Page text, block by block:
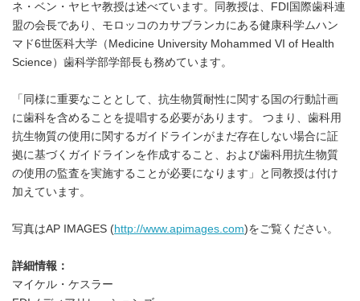
ネ・ベン・ヤヒヤ教授は述べています。同教授は、FDI国際歯科連
盟の会長であり、モロッコのカサブランカにある健康科学ムハン
マド6世医科大学（Medicine University Mohammed VI of Health
Science）歯科学部学部長も務めています。
「同様に重要なこととして、抗生物質耐性に関する国の行動計画
に歯科を含めることを提唱する必要があります。 つまり、歯科用
抗生物質の使用に関するガイドラインがまだ存在しない場合に証
拠に基づくガイドラインを作成すること、および歯科用抗生物質
の使用の監査を実施することが必要になります」と同教授は付け
加えています。
写真はAP IMAGES (http://www.apimages.com)をご覧ください。
詳細情報：
マイケル・ケスラー